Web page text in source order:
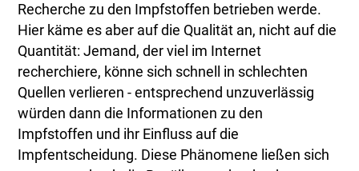
Recherche zu den Impfstoffen betrieben werde.
Hier käme es aber auf die Qualität an, nicht auf die
Quantität: Jemand, der viel im Internet
recherchiere, könne sich schnell in schlechten
Quellen verlieren - entsprechend unzuverlässig
würden dann die Informationen zu den
Impfstoffen und ihr Einfluss auf die
Impfentscheidung. Diese Phänomene ließen sich